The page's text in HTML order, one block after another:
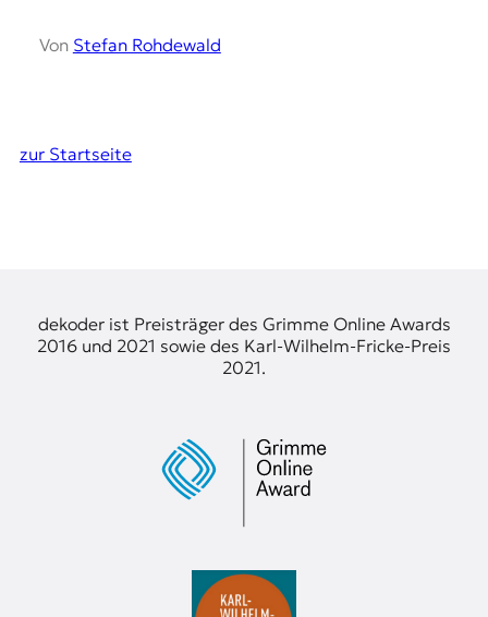
Von Stefan Rohdewald
zur Startseite
dekoder ist Preisträger des Grimme Online Awards
2016 und 2021 sowie des Karl-Wilhelm-Fricke-Preis
2021.